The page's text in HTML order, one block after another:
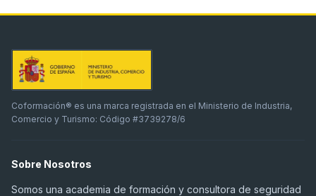
Coformación® es una marca registrada en el Ministerio de Industria,
Comercio y Turismo: Código #3739278/6
Sobre Nosotros
Somos una academia de formación y consultora de seguridad